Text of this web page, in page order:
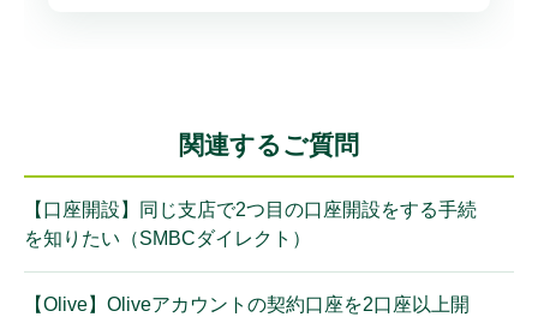
関連するご質問
【口座開設】同じ支店で2つ目の口座開設をする手続
を知りたい（SMBCダイレクト）
【Olive】Oliveアカウントの契約口座を2口座以上開